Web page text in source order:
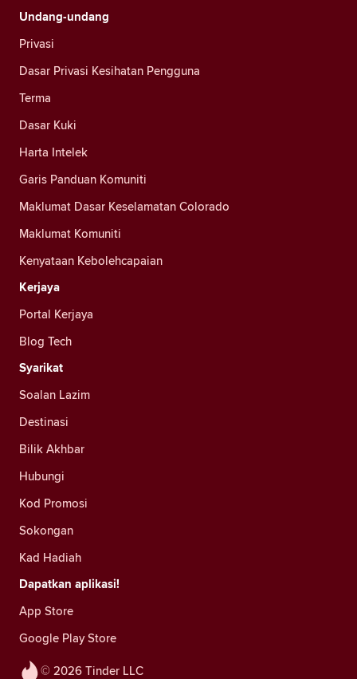
© 2026 Tinder LLC
Undang-undang
Privasi
Dasar Privasi Kesihatan Pengguna
Terma
Dasar Kuki
Harta Intelek
Garis Panduan Komuniti
Maklumat Dasar Keselamatan Colorado
Maklumat Komuniti
Kenyataan Kebolehcapaian
Kerjaya
Portal Kerjaya
Blog Tech
Syarikat
Soalan Lazim
Destinasi
Bilik Akhbar
Hubungi
Kod Promosi
Sokongan
Kad Hadiah
Dapatkan aplikasi!
App Store
Google Play Store